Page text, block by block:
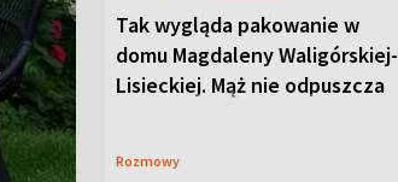
Tak wygląda pakowanie w
domu Magdaleny Waligórskiej-
Lisieckiej. Mąż nie odpuszcza
Rozmowy